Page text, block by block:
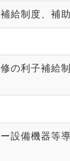
給制度、補
の利子補給
設備機器等